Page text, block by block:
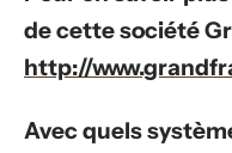
de cette société
http://
Avec quels